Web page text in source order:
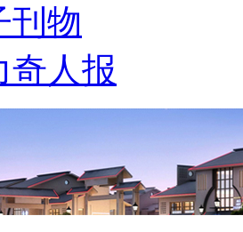
刊物
奇人报